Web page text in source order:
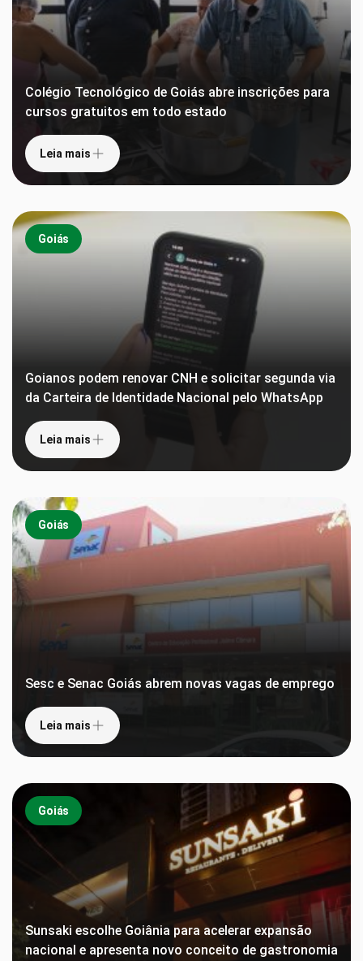
Colégio Tecnológico de Goiás abre inscrições para
cursos gratuitos em todo estado
Leia mais
Goiás
Goianos podem renovar CNH e solicitar segunda via
da Carteira de Identidade Nacional pelo WhatsApp
Leia mais
Goiás
Sesc e Senac Goiás abrem novas vagas de emprego
Leia mais
Goiás
Sunsaki escolhe Goiânia para acelerar expansão
nacional e apresenta novo conceito de gastronomia